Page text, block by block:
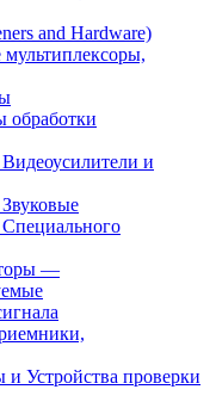
and Hardware)
и
—
Устройства проверки